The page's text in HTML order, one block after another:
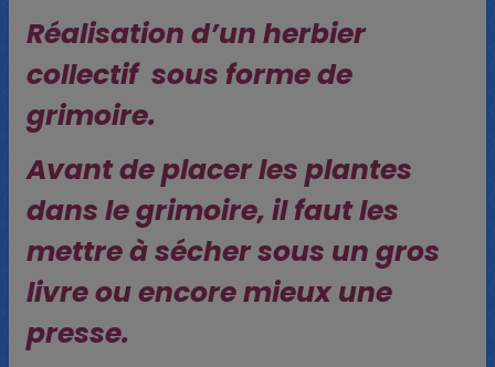
Réalisation d’un herbier
collectif sous forme de
grimoire.
Avant de placer les plantes
dans le grimoire, il faut les
mettre à sécher sous un gros
livre ou encore mieux une
presse.